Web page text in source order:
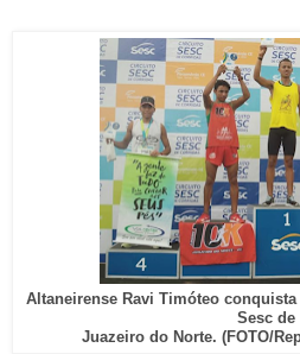
Altaneirense Ravi Timóteo
Sesc de
Juazeiro do Norte. (FOTO/